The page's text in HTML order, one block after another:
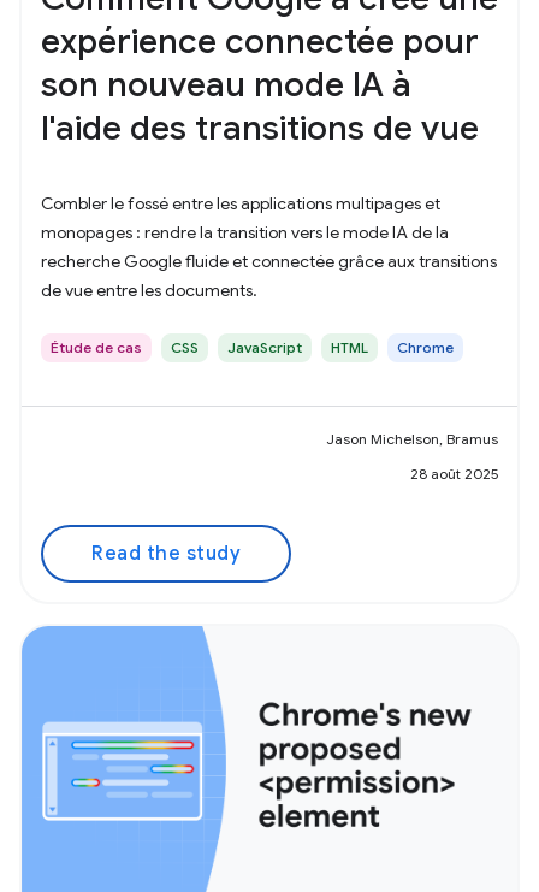
expérience connectée pour
son nouveau mode IA à
l'aide des transitions de vue
Combler le fossé entre les applications multipages et
monopages : rendre la transition vers le mode IA de la
recherche Google fluide et connectée grâce aux transitions
de vue entre les documents.
Étude de cas CSS JavaScript HTML Chrome
Jason Michelson, Bramus
28 août 2025
Read the study